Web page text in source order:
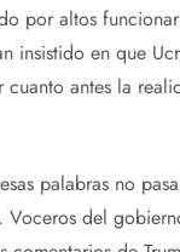
por altos
insistido en que
cuanto antes la
palabras no
Voceros del